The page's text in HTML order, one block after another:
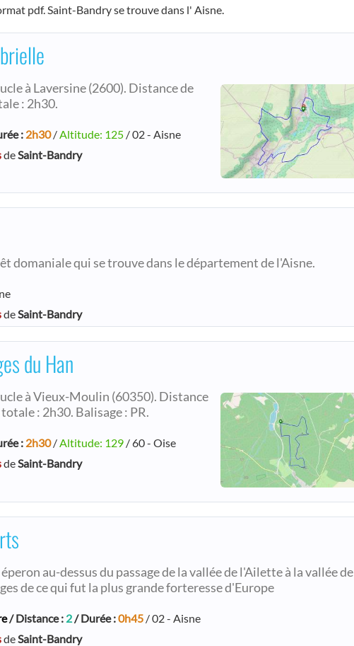
pdf. Saint-Bandry se trouve dans l' Aisne.
à Laversine (2600). Distance de
: 2h30.
: 2h30/Altitude: 125 / 02 - Aisne
deSaint-Bandry
domaniale qui se trouve dans le département de l'Aisne.
deSaint-Bandry
du Han
à Vieux-Moulin (60350). Distance
: 2h30. Balisage : PR.
: 2h30/Altitude: 129 / 60 - Oise
deSaint-Bandry
au-dessus du passage de la vallée de l'Ailette à la vallée de
de ce qui fut la plus grande forteresse d'Europe
/ Distance : 2 / Durée :0h45 / 02 - Aisne
de Saint-Bandry